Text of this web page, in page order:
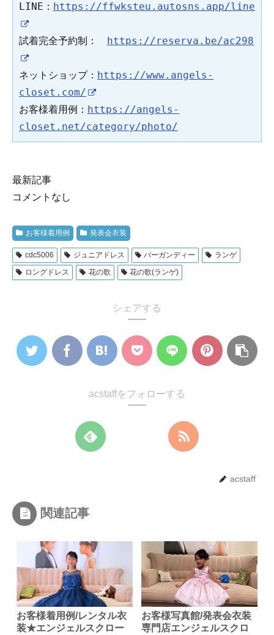
LINE： https://ffwksteu.autosns.app/line
試着完全予約制： https://reserva.be/ac298
ネットショップ： https://www.angels-
closet.com/
お客様着用例： https://angels-
closet.net/category/photo/
最新記事
コメントなし
お客様着用例 発表会衣装
cdc5006 ジュニアドレス バーガンディー
ランゲ
ロングドレス
花の歌 花の歌(ランゲ)
シェアする
acstaffをフォローする
acstaff
関連記事
お客様着用例/レンタル衣
装★エンジェルスクロー
お客様写真館/発表会衣装
専門店エンジェルスクロ